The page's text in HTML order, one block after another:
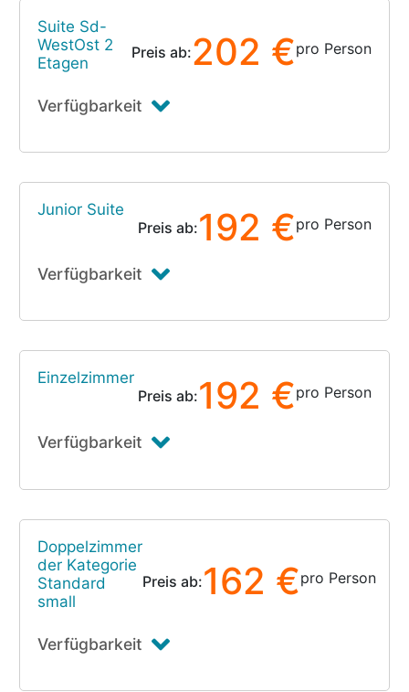
Suite Sd-
WestOst 2
Etagen
Preis ab:202 €pro Person
Verfügbarkeit
Junior Suite
Preis ab:192 €pro Person
Verfügbarkeit
Einzelzimmer
Preis ab:192 €pro Person
Verfügbarkeit
Doppelzimmer
der Kategorie
Standard
small
Preis ab:162 €pro Person
Verfügbarkeit